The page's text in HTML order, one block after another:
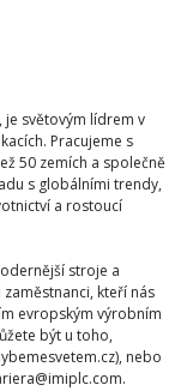
je světovým lídrem v
Pracujeme s
50 zemích a společně
s globálními trendy,
a rostoucí
stroje a
kteří nás
evropským výrobním
být u toho,
nebo
.